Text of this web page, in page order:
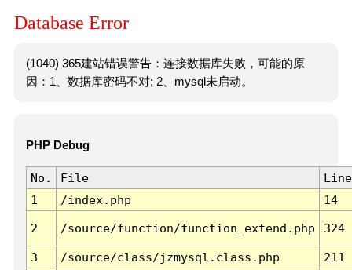
Database Error
(1040) 365建站错误警告：连接数据库失败，可能的原
因：1、数据库密码不对; 2、mysql未启动。
PHP Debug
No. File
Line
1
/index.php 14
2 /source/function/function_extend.php 324
3 /source/class/jzmysql.class.php
211